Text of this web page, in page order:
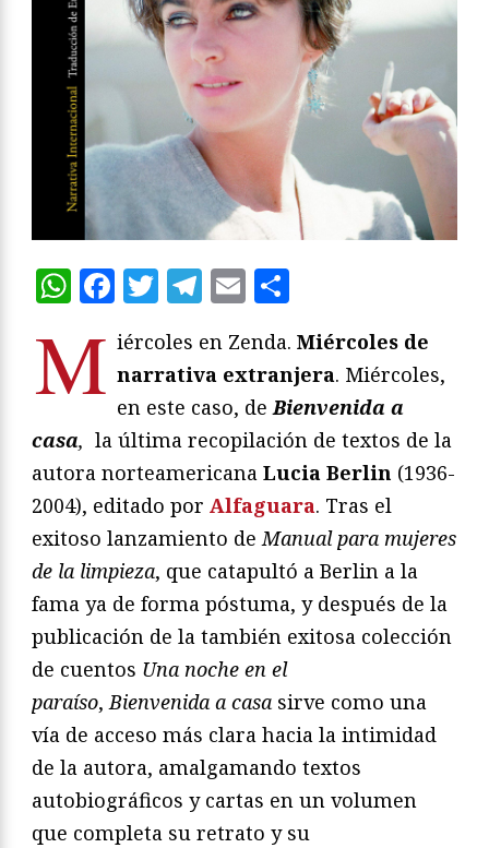
WhatsApp
Facebook
Twitter
Telegram
Email
M iércoles en Zenda. Miércoles de
narrativa extranjera. Miércoles,
en este caso, deBienvenida a
casa, la última recopilación de textos de la
autora norteamericana Lucia Berlin (1936-
2004), editado por Alfaguara. Tras el
exitoso lanzamiento deManual para mujeres
de la limpieza, que catapultó a Berlin a la
fama ya de forma póstuma, y después de la
publicación de la también exitosa colección
de cuentos Una noche en el
paraíso,Bienvenida a casa sirve como una
vía de acceso más clara hacia la intimidad
de la autora, amalgamando textos
autobiográficos y cartas en un volumen
que completa su retrato y su